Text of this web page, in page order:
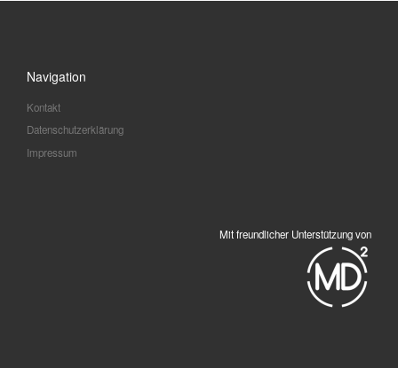
Navigation
Kontakt
Datenschutzerklärung
Impressum
Mit freundlicher Unterstützung von